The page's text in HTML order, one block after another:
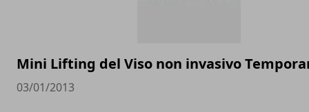
Mini Lifting del Viso non invasivo
03/01/2013